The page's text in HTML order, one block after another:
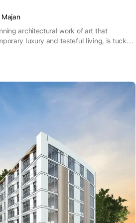
architectural work of art that
luxury and tasteful living, is tucked
tapestry of Dubailand's skyline. With
views.